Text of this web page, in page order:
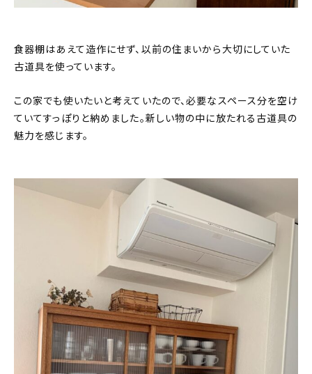
食器棚はあえて造作にせず、以前の住まいから大切にしていた
古道具を使っています。
この家でも使いたいと考えていたので、必要なスペース分を空け
ていてすっぽりと納めました。新しい物の中に放たれる古道具の
魅力を感じます。